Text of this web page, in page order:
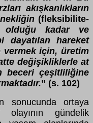
akışkanlıkların
(fleksibilite-
kadar ve
dayatılan hareket
vermek için, üretim
değişikliklerle at
beceri çeşitliliğine
” (s. 102)
sonucunda ortaya
olayının gündelik